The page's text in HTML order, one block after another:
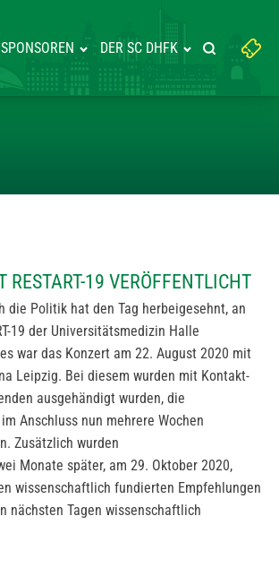
SPONSOREN DER SC DHFK
Suchbegriff
eingeben:
Suche
RESTART-19 VERÖFFENTLICHT
die Politik hat den Tag herbeigesehnt, an
19 der Universitätsmedizin Halle
war das Konzert am 22. August 2020 mit
Leipzig. Bei diesem wurden mit Kontakt-
ausgehändigt wurden, die
Anschluss nun mehrere Wochen
Zusätzlich wurden
Monate später, am 29. Oktober 2020,
wissenschaftlich fundierten Empfehlungen
nächsten Tagen wissenschaftlich